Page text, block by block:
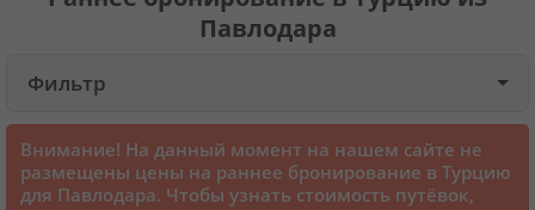
Круизы
Статьи
Павлодара
Фильтр
Внимание! На данный момент на нашем сайте не
размещены цены на раннее бронирование в Турцию
для Павлодара. Чтобы узнать стоимость путёвок,